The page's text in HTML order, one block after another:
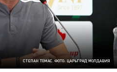
СТЕПАН ТОМАС. ФОТО: ЦАРЬГРАД МОЛДАВИЯ